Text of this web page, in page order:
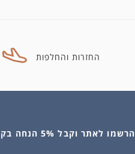
החזרות והחלפות
הרשמו לאתר וקבל 5% הנחה בקנייה הראשונה